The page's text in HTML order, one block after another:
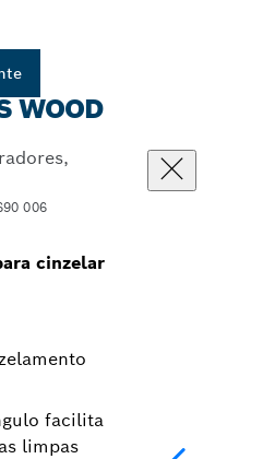
WOOD
006
cinzelar
facilita
limpas